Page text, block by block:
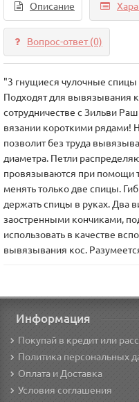
Описание
Вопрос-ответ(0)
"3 гнущиеся чулочные
Подходят для вывязывания
сотрудничестве с Зильви
вязании короткими рядами!
позволит без труда
диаметра. Петли
провязываются при помощи
менять только две спицы.
держать спицы в руках. Два
заостренными кончиками,
использовать в качестве
вывязывания кос.
Информация
Покупай в кредит или
Политика персональных
Оплата и Доставка
Условия соглашения